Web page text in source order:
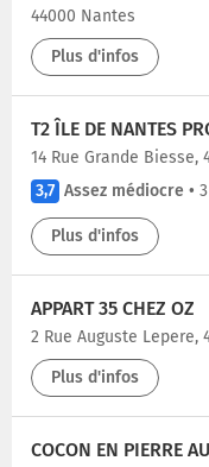
44000 Nantes
Plus d'infos
14 Rue Grande Biesse,
3,7 Assez médiocre •
Plus d'infos
APPART 35 CHEZ OZ
2 Rue Auguste
Plus d'infos
COCON EN PIERRE